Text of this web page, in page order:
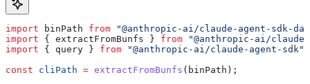
import binPath from "@anthropic-ai/claude-agent-sdk-
import { extractFromBunfs } from "@anthropic-ai/
import { query } from "@anthropic-ai/claude-agent-sdk"
const cliPath = extractFromBunfs ( binPath );